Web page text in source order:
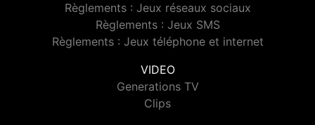
Règlements : Jeux réseaux sociaux
Règlements : Jeux SMS
Règlements : Jeux téléphone et internet
VIDEO
Generations TV
Clips